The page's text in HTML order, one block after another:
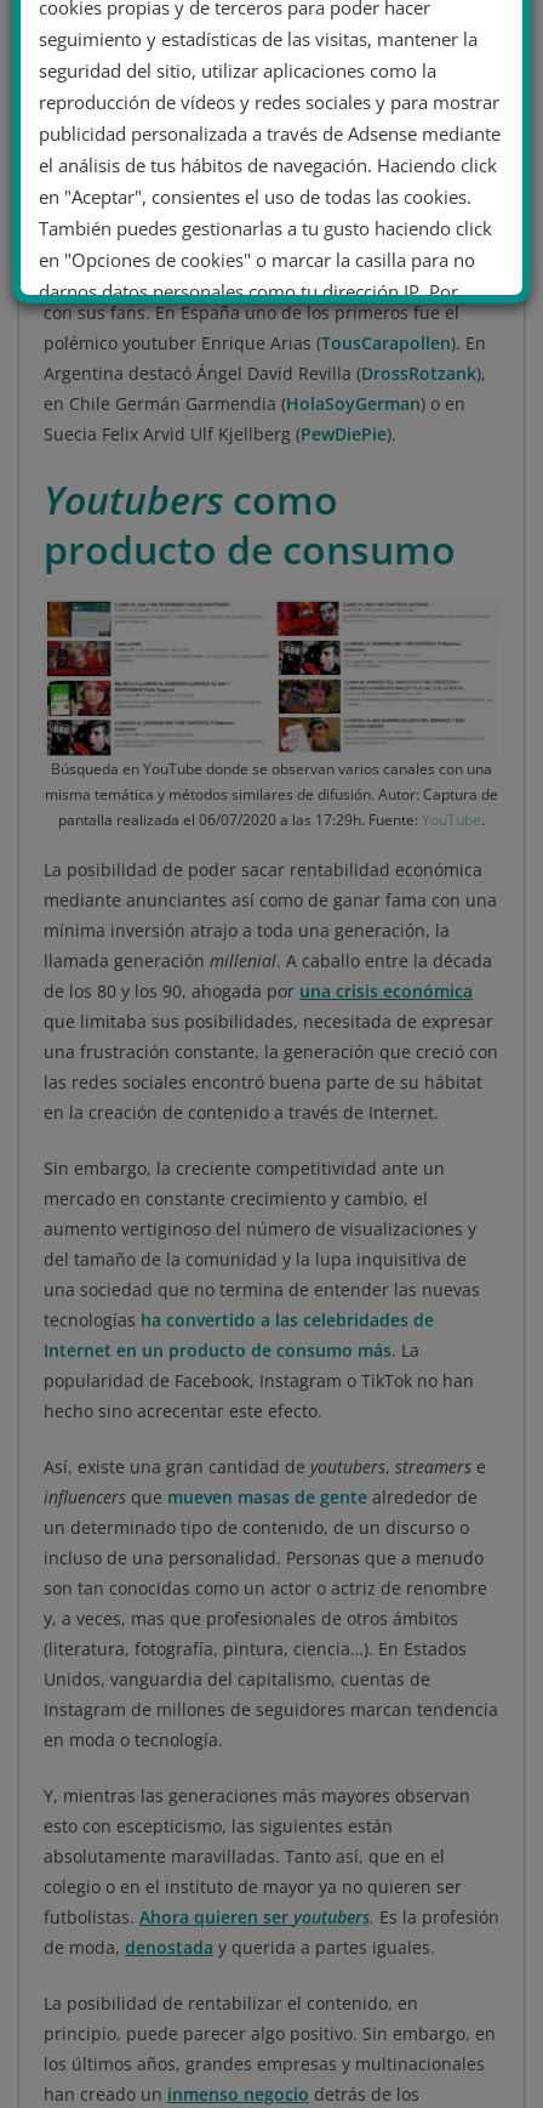
sucedió en 2010 con el caso de Jessica Slaugther
(KerliGirl13), una niña de 13 años quefue también
acosada en Internetcomo reacción a varios vídeos
polémicos.
No obstante, es desde 2010 cuando aparece la palabra
influencer.Personas a priori sencillas, comienzan a
hacerse con comunidades grandes de seguidores
gracias al material compartido en YouTube y otras
redes sociales y e incluso hacen “quedadas” masivas
con sus fans. En España uno de los primeros fue el
polémico youtuber Enrique Arias (TousCarapollen). En
Argentina destacó Ángel David Revilla (DrossRotzank),
en Chile Germán Garmendia (HolaSoyGerman) o en
Suecia Felix Arvid Ulf Kjellberg (PewDiePie).
Youtubers como
producto de consumo
Búsqueda en YouTube donde se observan varios canales con una
misma temática y métodos similares de difusión. Autor: Captura de
pantalla realizada el 06/07/2020 a las 17:29h. Fuente: YouTube.
La posibilidad de poder sacar rentabilidad económica
mediante anunciantes así como de ganar fama con una
mínima inversión atrajo a toda una generación, la
llamada generación millenial. A caballo entre la década
de los 80 y los 90, ahogada por una crisis económica
que limitaba sus posibilidades, necesitada de expresar
una frustración constante, la generación que creció con
las redes sociales encontró buena parte de su hábitat
en la creación de contenido a través de Internet.
Sin embargo, la creciente competitividad ante un
mercado en constante crecimiento y cambio, el
aumento vertiginoso del número de visualizaciones y
del tamaño de la comunidad y la lupa inquisitiva de
una sociedad que no termina de entender las nuevas
tecnologías ha convertido a las celebridades de
Internet en un producto de consumo más. La
popularidad de Facebook, Instagram o TikTok no han
hecho sino acrecentar este efecto.
Así, existe una gran cantidad de youtubers, streamers e
influencers que mueven masas de gente alrededor de
un determinado tipo de contenido, de un discurso o
incluso de una personalidad. Personas que a menudo
son tan conocidas como un actor o actriz de renombre
y, a veces, mas que profesionales de otros ámbitos
(literatura, fotografía, pintura, ciencia…). En Estados
Unidos, vanguardia del capitalismo, cuentas de
Instagram de millones de seguidores marcan tendencia
en moda o tecnología.
Y, mientras las generaciones más mayores observan
esto con escepticismo, las siguientes están
absolutamente maravilladas. Tanto así, que en el
colegio o en el instituto de mayor ya no quieren ser
futbolistas. Ahora quieren ser youtubers. Es la profesión
de moda, denostada y querida a partes iguales.
La posibilidad de rentabilizar el contenido, en
principio, puede parecer algo positivo. Sin embargo, en
los últimos años, grandes empresas y multinacionales
han creado un inmenso negocio detrás de los
cookies propias y de terceros para poder hacer
seguimiento y estadísticas de las visitas, mantener la
seguridad del sitio, utilizar aplicaciones como la
reproducción de vídeos y redes sociales y para mostrar
publicidad personalizada a través de Adsense mediante
el análisis de tus hábitos de navegación. Haciendo click
en "Aceptar", consientes el uso de todas las cookies.
También puedes gestionarlas a tu gusto haciendo click
en "Opciones de cookies" o marcar la casilla para no
darnos datos personales como tu dirección IP. Por
último, puedes leer nuestra Política de cookies.
No dar mi información personal